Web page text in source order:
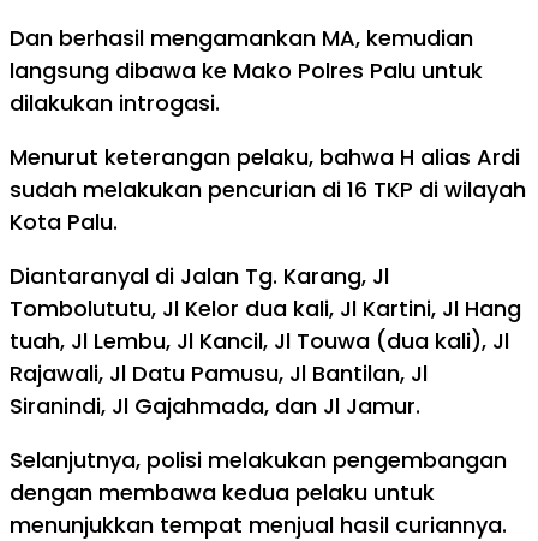
Dan berhasil mengamankan MA, kemudian
langsung dibawa ke Mako Polres Palu untuk
dilakukan introgasi.
Menurut keterangan pelaku, bahwa H alias Ardi
sudah melakukan pencurian di 16 TKP di wilayah
Kota Palu.
Diantaranyal di Jalan Tg. Karang, Jl
Tombolututu, Jl Kelor dua kali, Jl Kartini, Jl Hang
tuah, Jl Lembu, Jl Kancil, Jl Touwa (dua kali), Jl
Rajawali, Jl Datu Pamusu, Jl Bantilan, Jl
Siranindi, Jl Gajahmada, dan Jl Jamur.
Selanjutnya, polisi melakukan pengembangan
dengan membawa kedua pelaku untuk
menunjukkan tempat menjual hasil curiannya.